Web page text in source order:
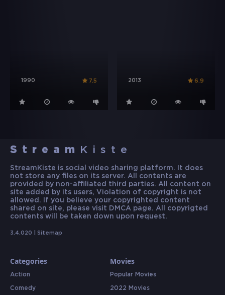
1990 7.5 2013 6.9
Stream Kiste
StreamKiste is social video sharing platform. It does
not store any files on its server. All contents are
provided by non-affiliated third parties. All content on
site added by its users, Violation of copyright is not
allowed. If you believe your copyrighted content
shared on site, please visit DMCA page. All copyrigted
contents will be taken down upon request.
3.4.020 | Sitemap
Categories
Action
Comedy
Movies
Popular Movies
2022 Movies